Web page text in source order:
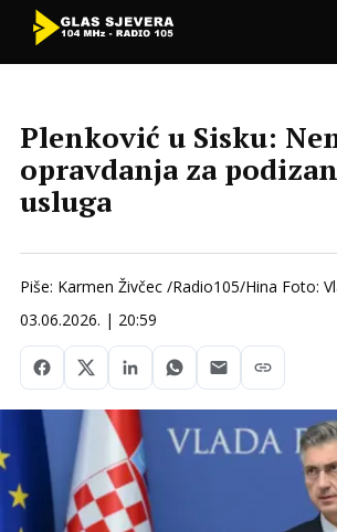
Plenković u Sisku:
opravdanja za
usluga
Piše: Karmen Živčec /Radio105/Hina Foto:
03.06.2026. | 20:59